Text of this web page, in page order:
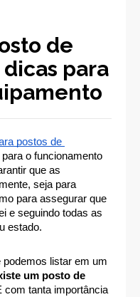
de
para
postos de
o funcionamento
que as
seja para
para assegurar que
e seguindo todas as
estado.
podemos listar em um
um posto de
com tanta importância